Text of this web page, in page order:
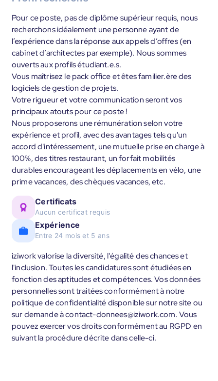
Pour ce poste, pas de diplôme supérieur requis, nous
recherchons idéalement une personne ayant de
l’expérience dans la réponse aux appels d’offres (en
cabinet d’architectes par exemple). Nous sommes
ouverts aux profils étudiant.e.s.
Vous maîtrisez le pack office et êtes familier.ère des
logiciels de gestion de projets.
Votre rigueur et votre communication seront vos
principaux atouts pour ce poste !
Nous proposerons une rémunération selon votre
expérience et profil, avec des avantages tels qu'un
accord d'intéressement, une mutuelle prise en charge à
100%, des titres restaurant, un forfait mobilités
durables encourageant les déplacements en vélo, une
prime vacances, des chèques vacances, etc.
Certificats
Aucun certificat requis
Expérience
Entre 24 mois et 5 ans
iziwork valorise la diversité, l'égalité des chances et
l'inclusion. Toutes les candidatures sont étudiées en
fonction des aptitudes et compétences. Vos données
personnelles sont traitées conformément à notre
politique de confidentialité disponible sur notre site ou
sur demande à contact-donnees@iziwork.com. Vous
pouvez exercer vos droits conformément au RGPD en
suivant la procédure décrite dans celle-ci.